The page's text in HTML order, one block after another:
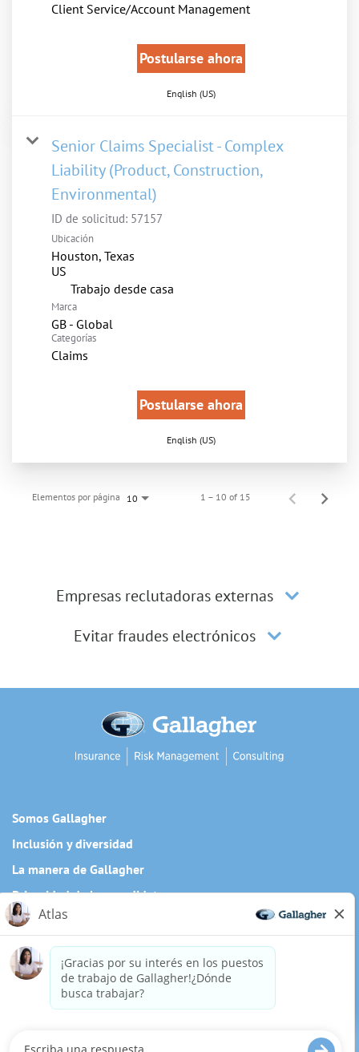
Client Service/Account Management
Postularse ahora
English (US)
Senior Claims Specialist - Complex
Liability (Product, Construction,
Environmental)
ID de solicitud: 57157
Ubicación
Houston, Texas
inicio
Trabajo desde casa
Marca
GB - Global
Categorías
Claims
Postularse ahora
English (US)
Elementos por página 10 1 – 10 of 15
Empresas reclutadoras externas
Evitar fraudes electrónicos
Somos Gallagher
Inclusión y diversidad
La manera de Gallagher
Privacidad de los candidatos
Cookie Policy
¿Necesita una adaptación especial para completar alguna
parte de nuestro proceso de solicitud, incluido el uso de
este sitio web? Escríbanos a:Careers@ajg.com